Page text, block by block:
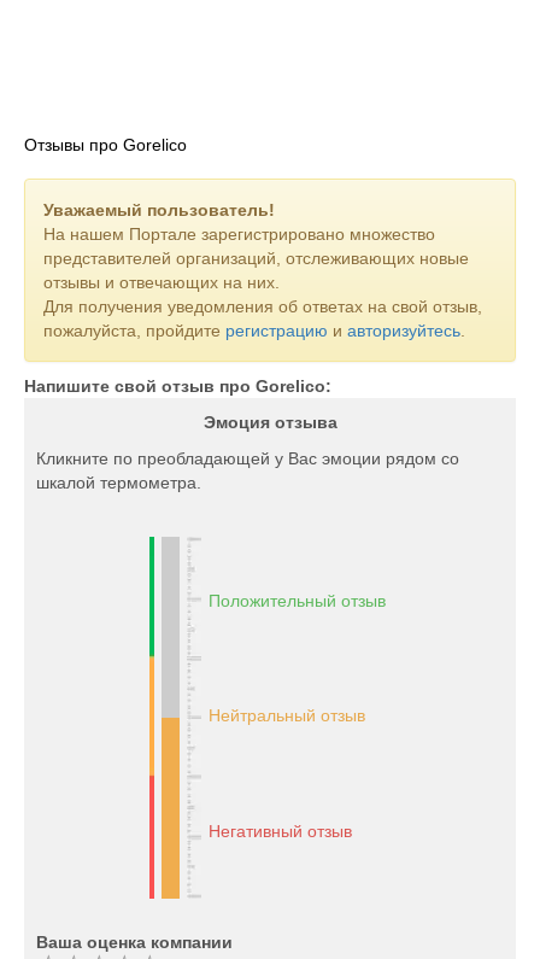
Отзывы про Gorelico
Уважаемый пользователь!
На нашем Портале зарегистрировано множество
представителей организаций, отслеживающих новые
отзывы и отвечающих на них.
Для получения уведомления об ответах на свой отзыв,
пожалуйста, пройдите регистрацию и авторизуйтесь
Напишите свой отзыв про Gorelico:
Эмоция отзыва
Кликните по преобладающей у Вас эмоции рядом со
шкалой термометра.
Положительный отзыв
Нейтральный отзыв
Негативный отзыв
Ваша оценка компании